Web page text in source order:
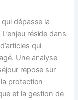
dépasse la
réside dans
qui
Une analyse
repose sur
protection
et la gestion de